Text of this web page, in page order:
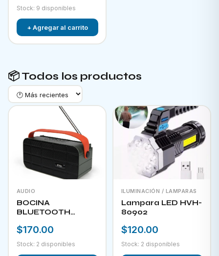
Stock: 9 disponibles
+ Agregar al carrito
📦 Todos los productos
AUDIO
BOCINA
BLUETOOTH
PANEL SOLAR FOL
$170.00
Stock: 2 disponibles
ILUMINACIÓN / LAMPARAS
Lampara LED HVH-
80902
$120.00
Stock: 2 disponibles